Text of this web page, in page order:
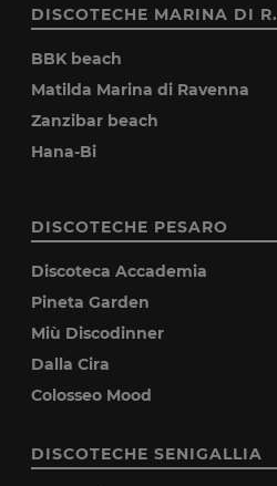
DISCOTECHE MARINA DI R.
BBK beach
Matilda Marina di Ravenna
Zanzibar beach
Hana-Bi
DISCOTECHE PESARO
Discoteca Accademia
Pineta Garden
Miù Discodinner
Dalla Cira
Colosseo Mood
DISCOTECHE SENIGALLIA